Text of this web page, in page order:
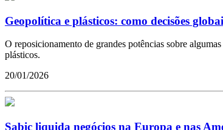
Geopolítica e plásticos: como decisões
O reposicionamento de grandes potências sobre
plásticos.
20/01/2026
Sabic liquida negócios na Europa e nas